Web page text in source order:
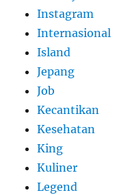
Instagram
Internasional
Island
Jepang
Job
Kecantikan
Kesehatan
King
Kuliner
Legend